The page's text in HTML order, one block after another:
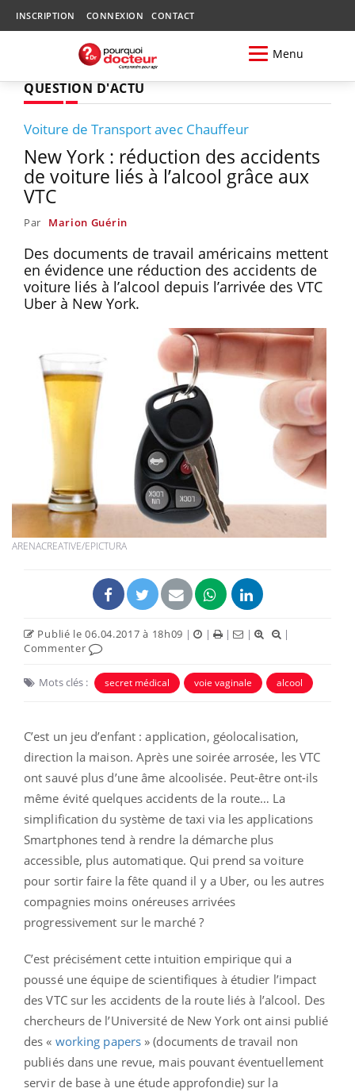
INSCRIPTION CONNEXION CONTACT
Menu
QUESTION D'ACTU
Voiture de Transport avec Chauffeur
New York : réduction des accidents
de voiture liés à l’alcool grâce aux
VTC
Par Marion Guérin
Des documents de travail américains mettent
en évidence une réduction des accidents de
voiture liés à l’alcool depuis l’arrivée des VTC
Uber à New York.
ARENACREATIVE/EPICTURA
Publié le 06.04.2017 à 18h09 | | | |
|
Commenter
Mots clés : secret médical voie vaginale alcool
C’est un jeu d’enfant : application, géolocalisation,
direction la maison. Après une soirée arrosée, les VTC
ont sauvé plus d’une âme alcoolisée. Peut-être ont-ils
même évité quelques accidents de la route… La
simplification du système de taxi via les applications
Smartphones tend à rendre la démarche plus
accessible, plus automatique. Qui prend sa voiture
pour sortir faire la fête quand il y a Uber, ou les autres
compagnies moins onéreuses arrivées
progressivement sur le marché ?
C’est précisément cette intuition empirique qui a
poussé une équipe de scientifiques à étudier l’impact
des VTC sur les accidents de la route liés à l’alcool. Des
chercheurs de l’Université de New York ont ainsi publié
des « working papers » (documents de travail non
publiés dans une revue, mais pouvant éventuellement
servir de base à une étude approfondie) sur la